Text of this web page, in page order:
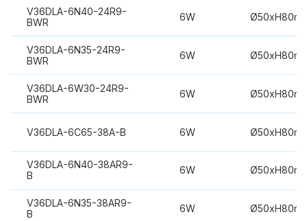
V36DLA-6N40-24R9-
BWR
6W
V36DLA-6N35-24R9-
BWR
6W
V36DLA-6W30-24R9-
BWR
6W
V36DLA-6C65-38A-B 6W
V36DLA-6N40-38AR9-
B
6W
V36DLA-6N35-38AR9-
B
6W